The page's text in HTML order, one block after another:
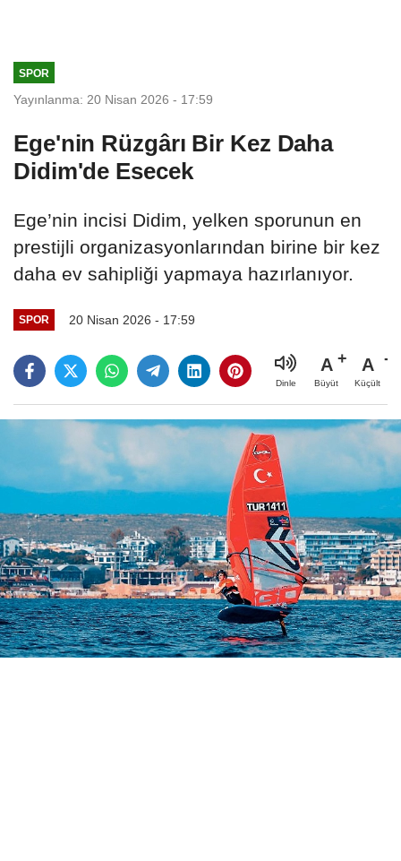
SPOR
Yayınlanma: 20 Nisan 2026 - 17:59
Ege'nin Rüzgârı Bir Kez Daha
Didim'de Esecek
Ege’nin incisi Didim, yelken sporunun en
prestijli organizasyonlarından birine bir kez
daha ev sahipliği yapmaya hazırlanıyor.
SPOR 20 Nisan 2026 - 17:59
Dinle
A
Büyüt
A
Küçült